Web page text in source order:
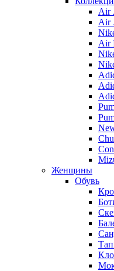
Air
Air
Air
Женщины
Обувь